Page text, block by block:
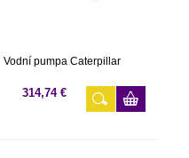
Vodní pumpa Caterpillar
314,74 €